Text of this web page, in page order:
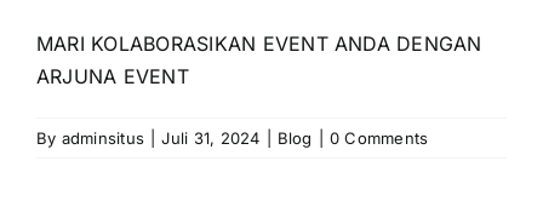
MARI KOLABORASIKAN EVENT ANDA DENGAN
ARJUNA EVENT
By adminsitus Juli 31, 2024 Blog 0 Comments